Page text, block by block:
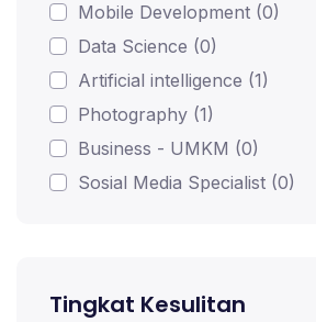
Mobile Development (0)
Data Science (0)
Artificial intelligence (1)
Photography (1)
Business - UMKM (0)
Sosial Media Specialist (0)
Tingkat Kesulitan